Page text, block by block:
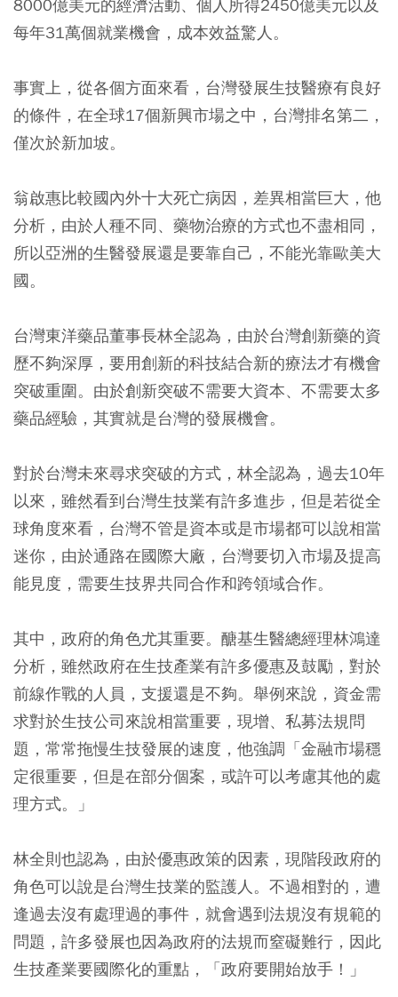
8000億美元的經濟活動、個人所得2450億美元以及
每年31萬個就業機會，成本效益驚人。
事實上，從各個方面來看，台灣發展生技醫療有良好
的條件，在全球17個新興市場之中，台灣排名第二，
僅次於新加坡。
翁啟惠比較國內外十大死亡病因，差異相當巨大，他
分析，由於人種不同、藥物治療的方式也不盡相同，
所以亞洲的生醫發展還是要靠自己，不能光靠歐美大
國。
台灣東洋藥品董事長林全認為，由於台灣創新藥的資
歷不夠深厚，要用創新的科技結合新的療法才有機會
突破重圍。由於創新突破不需要大資本、不需要太多
藥品經驗，其實就是台灣的發展機會。
對於台灣未來尋求突破的方式，林全認為，過去10年
以來，雖然看到台灣生技業有許多進步，但是若從全
球角度來看，台灣不管是資本或是市場都可以說相當
迷你，由於通路在國際大廠，台灣要切入市場及提高
能見度，需要生技界共同合作和跨領域合作。
其中，政府的角色尤其重要。醣基生醫總經理林鴻達
分析，雖然政府在生技產業有許多優惠及鼓勵，對於
前線作戰的人員，支援還是不夠。舉例來說，資金需
求對於生技公司來說相當重要，現增、私募法規問
題，常常拖慢生技發展的速度，他強調「金融市場穩
定很重要，但是在部分個案，或許可以考慮其他的處
理方式。」
林全則也認為，由於優惠政策的因素，現階段政府的
角色可以說是台灣生技業的監護人。不過相對的，遭
逢過去沒有處理過的事件，就會遇到法規沒有規範的
問題，許多發展也因為政府的法規而窒礙難行，因此
生技產業要國際化的重點，「政府要開始放手！」